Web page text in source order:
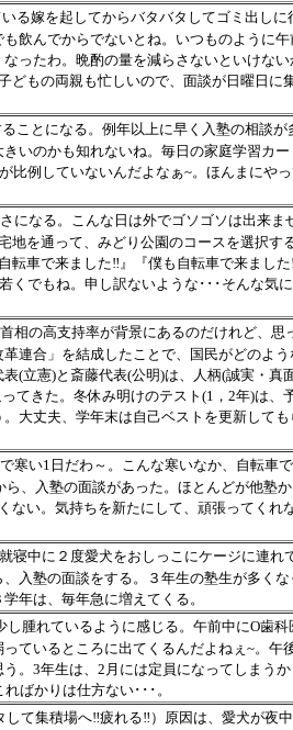
嫁を起してからバタバタしてゴミ出しに
飲んでからでないとね。いつものように午
ったわ。晩酌の量を減らさないといけない
どもの両親も忙しいので、面談が日曜日に
とになる。例年以上に早く入塾の相談が
いのかも知れないね。毎日の家庭学習カー
比例していないんだよなぁ~。ほんまにや
なる。こんな日は外でゴソゴソは出来ま
を通って、みどり公園のコースを選択する
車で来ました‼』『僕も自転車で来ました‼
くでもね。申し訳ないような･･･そんな気
の高支持率が背景にあるのだけれど、思
連合」を結成したことで、国民がどのよう
(立憲)と斎藤代表(公明)は、人柄(誠実・真
てきた。冬休み明けのテスト(1，2年)は、
大丈夫、学年末は自己ベストを更新しても
い1日だわ～。こんな寒いなか、自転車
、入塾の面談があった。ほとんどが他塾か
ない。気持ちを新たにして、頑張ってくれ
中に２度愛犬をおしっこにケージに連れ
入塾の面談をする。３年生の塾生が多くな
年は、毎年急に増えてくる。
腫れているように感じる。午前中にO歯科
ているところに出てくるんだよねぇ~。午
。3年生は、2月には定員になってしまうか
ばかりは仕方ない･･･。
て集積場へ‼疲れる‼）原因は、愛犬が夜